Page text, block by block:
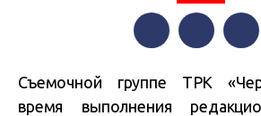
Съемочной группе ТРК
время выполнения